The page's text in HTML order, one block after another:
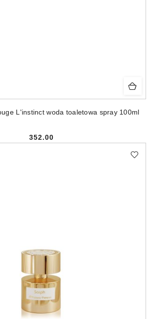
L'instinct woda toaletowa spray 100ml
Cena:
352.00